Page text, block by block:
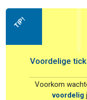
Voordelige
Voorkom
voordelig
TIP!